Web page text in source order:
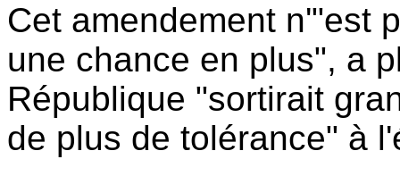
Cet amendement n'"est
une chance en plus", a
République "sortirait
de plus de tolérance" à